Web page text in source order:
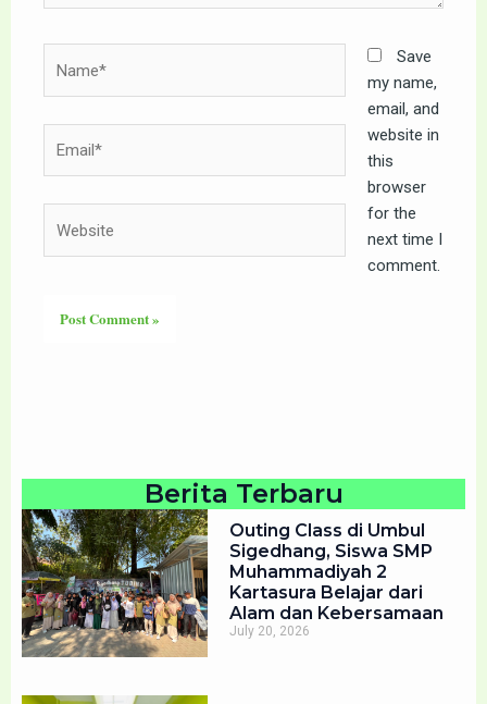
Save
my name,
email, and
website in
this
browser
for the
next time I
comment.
Berita Terbaru
Outing Class di Umbul
Sigedhang, Siswa SMP
Muhammadiyah 2
Kartasura Belajar dari
Alam dan Kebersamaan
July 20, 2026